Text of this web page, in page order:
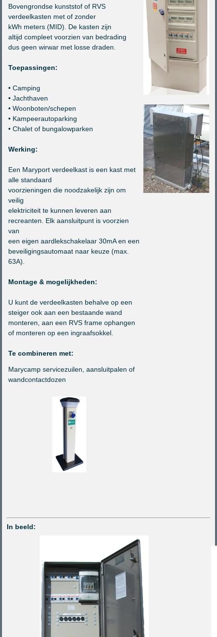
Bovengrondse kunststof of RVS
verdeelkasten met of zonder
kWh meters (MID). De kasten zijn
altijd compleet voorzien van bedrading
dus geen wirwar met losse draden.
Toepassingen:
• Camping
• Jachthaven
• Woonboten/schepen
• Kampeerautoparking
• Chalet of bungalowparken
Werking:
Een Maryport verdeelkast is een kast met
alle standaard
voorzieningen die noodzakelijk zijn om
veilig
elektriciteit te kunnen leveren aan
recreanten. Elk aansluitpunt is voorzien
van
een eigen aardlekschakelaar 30mA en een
beveiligingsautomaat naar keuze (max.
63A).
Montage & mogelijkheden:
U kunt de verdeelkasten behalve op een
steiger ook aan een bestaande wand
monteren, aan een RVS frame ophangen
of monteren op een ingraafsokkel.
Te combineren met:
Marycamp servicezuilen, aansluitpalen of
wandcontactdozen
In beeld: